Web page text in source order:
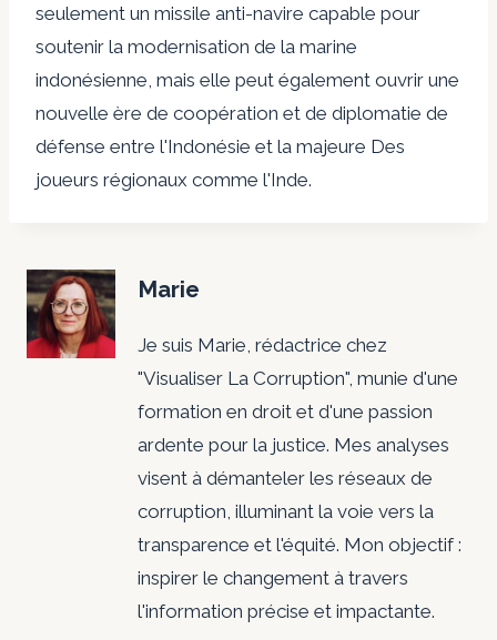
seulement un missile anti-navire capable pour
soutenir la modernisation de la marine
indonésienne, mais elle peut également ouvrir une
nouvelle ère de coopération et de diplomatie de
défense entre l'Indonésie et la majeure Des
joueurs régionaux comme l'Inde.
Marie
Je suis Marie, rédactrice chez
"Visualiser La Corruption", munie d'une
formation en droit et d'une passion
ardente pour la justice. Mes analyses
visent à démanteler les réseaux de
corruption, illuminant la voie vers la
transparence et l'équité. Mon objectif :
inspirer le changement à travers
l'information précise et impactante.